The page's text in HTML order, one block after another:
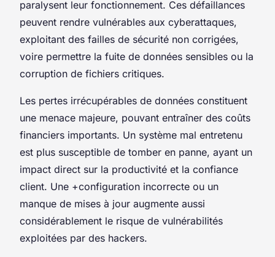
paralysent leur fonctionnement. Ces défaillances
peuvent rendre vulnérables aux cyberattaques,
exploitant des failles de sécurité non corrigées,
voire permettre la fuite de données sensibles ou la
corruption de fichiers critiques.
Les pertes irrécupérables de données constituent
une menace majeure, pouvant entraîner des coûts
financiers importants. Un système mal entretenu
est plus susceptible de tomber en panne, ayant un
impact direct sur la productivité et la confiance
client. Une +configuration incorrecte ou un
manque de mises à jour augmente aussi
considérablement le risque de vulnérabilités
exploitées par des hackers.